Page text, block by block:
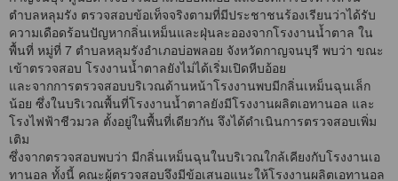
ตำบลหลุมรัง ตรวจสอบข้อเท็จจริงตามที่มีประชาชนร้องเรียนว่าได้รับ
ความเดือดร้อนปัญหากลิ่นเหม็นและฝุ่นละอองจากโรงงานน้ำตาล ใน
พื้นที่ หมู่ที่ 7 ตำบลหลุมรังอำเภอบ่อพลอย จังหวัดกาญจนบุรี พบว่า ขณะ
เข้าตรวจสอบ โรงงานน้ำตาลยังไม่ได้เริ่มเปิดหีบอ้อย
และจากการตรวจสอบบริเวณด้านหน้าโรงงานพบมีกลิ่นเหม็นฉุนเล็ก
น้อย ซึ่งในบริเวณพื้นที่โรงงานน้ำตาลยังมีโรงงานผลิตเอทานอล และ
โรงไฟฟ้าชีวมวล ตั้งอยู่ในพื้นที่เดียวกัน จึงได้ดำเนินการตรวจสอบเพิ่ม
เติม
ซึ่งจากตรวจสอบพบว่า มีกลิ่นเหม็นฉุนในบริเวณใกล้เคียงกับโรงงานเอ
ทานอล ทั้งนี้ คณะผู้ตรวจสอบจึงมีข้อเสนอแนะให้โรงงานผลิตเอทานอล